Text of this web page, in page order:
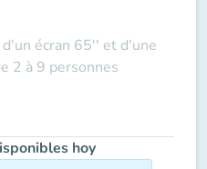
écran 65'' et d'une
2 à 9 personnes
hoy